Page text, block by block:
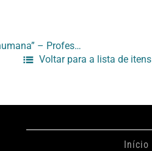
[Ementa do curso “O desenho da figura humana” – Professor Manoel Fernandes]
Voltar para a lista de itens
Início